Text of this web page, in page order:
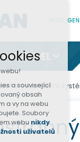
VOZIDEL
Informační
a související
obsah
a vy na webu
Soubory
webu nikdy
uživatelů